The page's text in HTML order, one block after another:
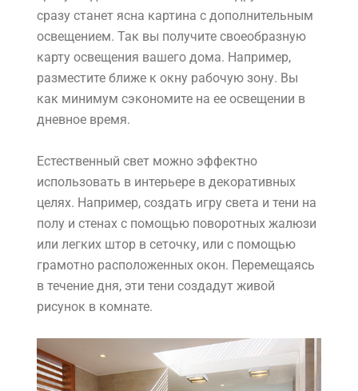
сразу станет ясна картина с дополнительным
освещением. Так вы получите своеобразную
карту освещения вашего дома. Например,
разместите ближе к окну рабочую зону. Вы
как минимум сэкономите на ее освещении в
дневное время.
Естественный свет можно эффектно
использовать в интерьере в декоративных
целях. Например, создать игру света и тени на
полу и стенах с помощью поворотных жалюзи
или легких штор в сеточку, или с помощью
грамотно расположенных окон. Перемещаясь
в течение дня, эти тени создадут живой
рисунок в комнате.